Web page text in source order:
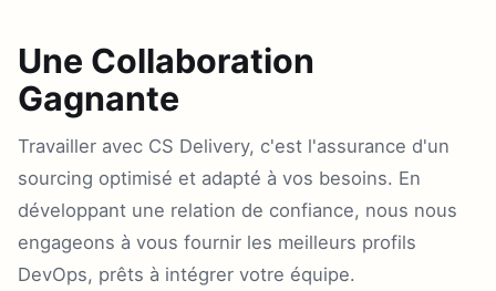
Une Collaboration
Gagnante
Travailler avec CS Delivery, c'est l'assurance d'un
sourcing optimisé et adapté à vos besoins. En
développant une relation de confiance, nous nous
engageons à vous fournir les meilleurs profils
DevOps, prêts à intégrer votre équipe.